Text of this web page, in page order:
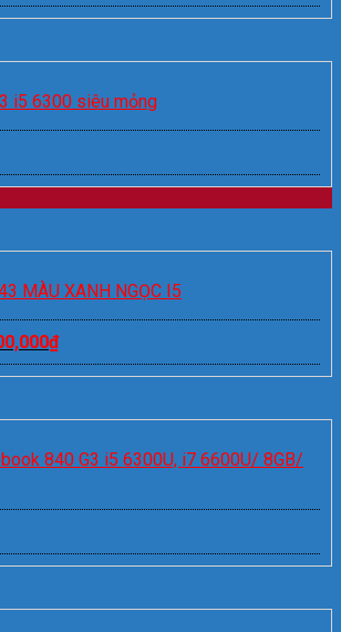
i5 6300 siêu mỏng
MÀU XANH NGỌC I5
₫
840 G3 i5 6300U, i7 6600U/ 8GB/